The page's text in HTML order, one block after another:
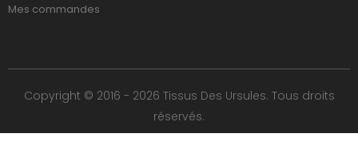
Mes commandes
Copyright © 2016 - 2026 Tissus Des Ursules. Tous droits
réservés.